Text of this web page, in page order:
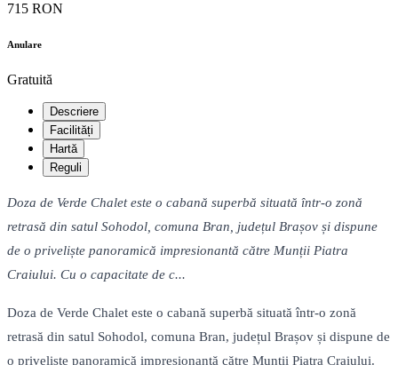
715 RON
Anulare
Gratuită
Descriere
Facilități
Hartă
Reguli
Doza de Verde Chalet este o cabană superbă situată într-o zonă
retrasă din satul Sohodol, comuna Bran, județul Brașov și dispune
de o priveliște panoramică impresionantă către Munții Piatra
Craiului. Cu o capacitate de c...
Doza de Verde Chalet este o cabană superbă situată într-o zonă
retrasă din satul Sohodol, comuna Bran, județul Brașov și dispune de
o priveliște panoramică impresionantă către Munții Piatra Craiului.